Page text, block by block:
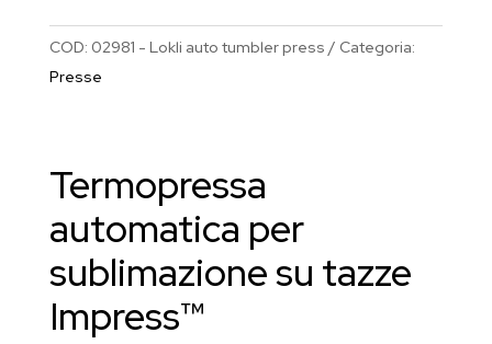
sublimazione
a
200°C
quantità
COD: 02981 - Lokli auto tumbler press
Categoria:
Presse
Termopressa
automatica per
sublimazione su tazze
Impress™